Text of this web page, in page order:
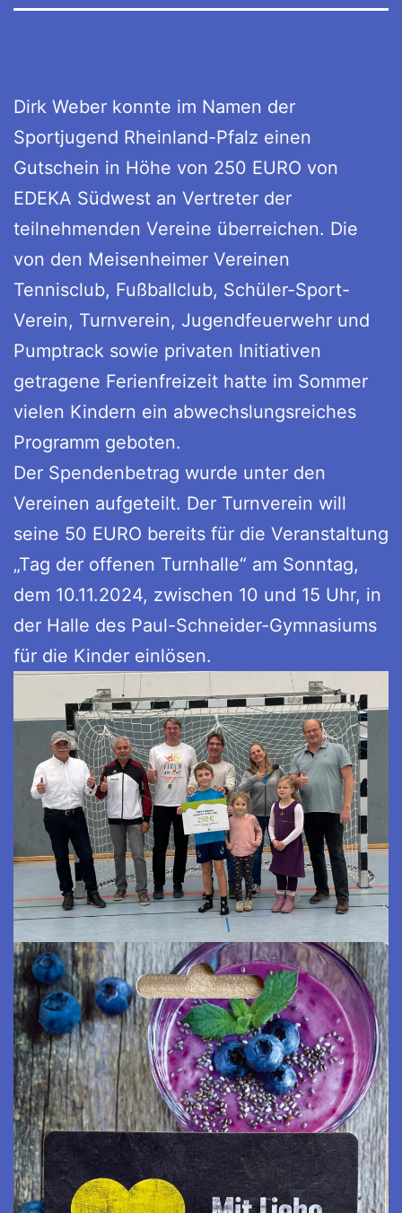
Dirk Weber konnte im Namen der
Sportjugend Rheinland-Pfalz einen
Gutschein in Höhe von 250 EURO von
EDEKA Südwest an Vertreter der
teilnehmenden Vereine überreichen. Die
von den Meisenheimer Vereinen
Tennisclub, Fußballclub, Schüler-Sport-
Verein, Turnverein, Jugendfeuerwehr und
Pumptrack sowie privaten Initiativen
getragene Ferienfreizeit hatte im Sommer
vielen Kindern ein abwechslungsreiches
Programm geboten.
Der Spendenbetrag wurde unter den
Vereinen aufgeteilt. Der Turnverein will
seine 50 EURO bereits für die Veranstaltung
„Tag der offenen Turnhalle“ am Sonntag,
dem 10.11.2024, zwischen 10 und 15 Uhr, in
der Halle des Paul-Schneider-Gymnasiums
für die Kinder einlösen.